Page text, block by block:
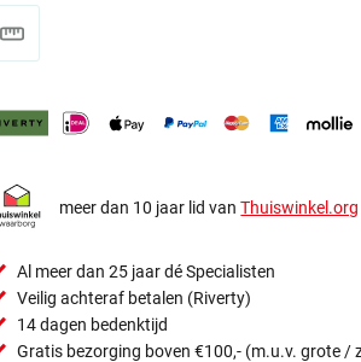
meer dan 10 jaar lid vanThuiswinkel.org
Al meer dan 25 jaar dé Specialisten
Veilig achteraf betalen (Riverty)
14 dagen bedenktijd
Gratis bezorging boven €100,- (m.u.v. grote /